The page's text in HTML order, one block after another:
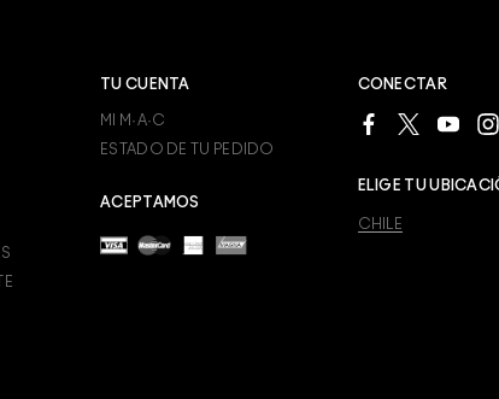
TU CUENTA
MI M·A·C
ESTADO DE TU PEDIDO
ACEPTAMOS
CONECTAR
ELIGE TU
CHILE